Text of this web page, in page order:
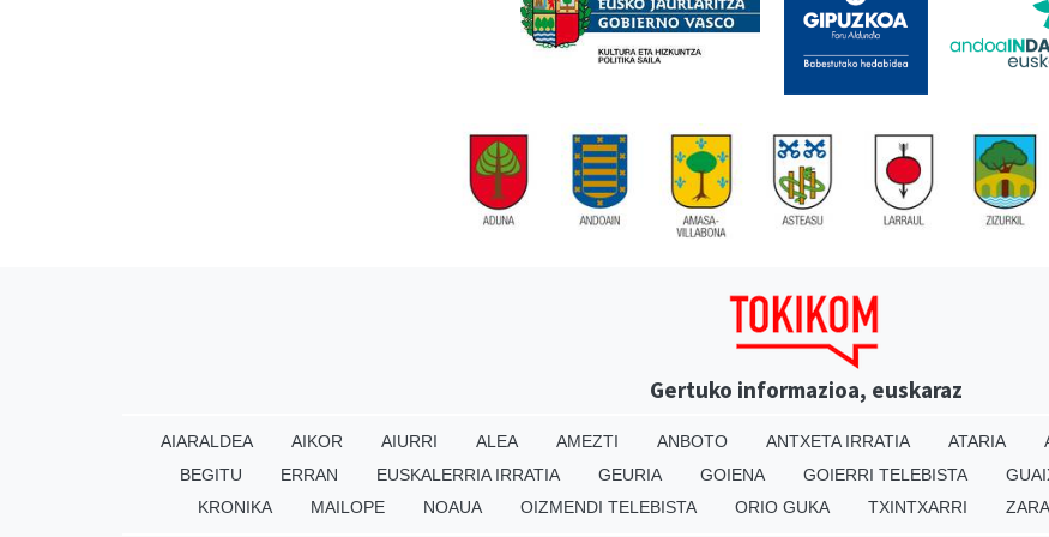
Gertuko informazioa, euskaraz
AIARALDEA AIKOR AIURRI ALEA AMEZTI ANBOTO ANTXETA IRRATIA ATARIA
BEGITU
ERRAN EUSKALERRIA IRRATIA GEURIA GOIENA GOIERRI TELEBISTA
KRONIKA
MAILOPE NOAUA OIZMENDI TELEBISTA ORIO GUKA TXINTXARRI